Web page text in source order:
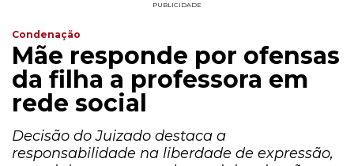
PUBLICIDADE
Condenação
Mãe responde por ofensas
da filha a professora em
rede social
Decisão do Juizado destaca a
responsabilidade na liberdade de expressão,